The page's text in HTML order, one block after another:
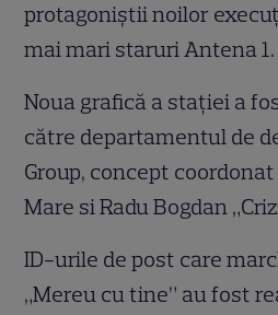
protagoniștii noilor
mai mari staruri Antena 1.
Noua grafică a stației a
către departamentul de
Group, concept
Mare si Radu Bogdan
ID-urile de post care
„Mereu cu tine” au fost